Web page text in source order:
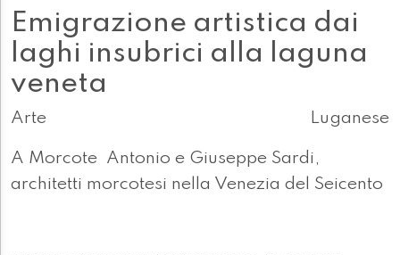
Emigrazione artistica dai
laghi insubrici alla laguna
veneta
Arte Luganese
A Morcote Antonio e Giuseppe Sardi,
architetti morcotesi nella Venezia del Seicento